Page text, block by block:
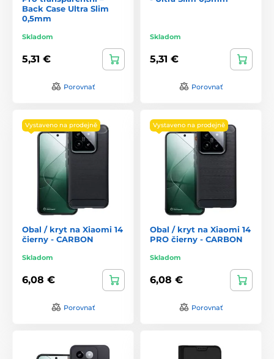
Back Case Ultra Slim
0,5mm
Skladom
5,31 €
Porovnať
Skladom
5,31 €
Porovnať
Vystaveno na prodejně
Obal / kryt na Xiaomi 14
čierny - CARBON
Skladom
6,08 €
Porovnať
Vystaveno na prodejně
Obal / kryt na Xiaomi 14
PRO čierny - CARBON
Skladom
6,08 €
Porovnať